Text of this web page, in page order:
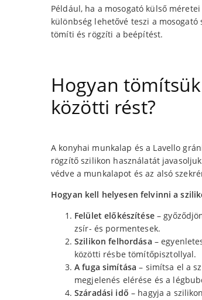
Például, ha a mosogató külső
különbség lehetővé teszi a
tömíti és rögzíti a beépítést.
Hogyan
közötti rést?
A konyhai munkalap és a Lavello
rögzítő szilikon használatát
védve a munkalapot és az alsó
Hogyan kell helyesen felvinni a
Felület előkészítése–
zsír- és pormentesek.
Szilikon felhordása –
közötti résbe tömítőpisztollyal.
A fuga simítása – simítsa el a
megjelenés elérése és a
Száradási idő – hagyja a